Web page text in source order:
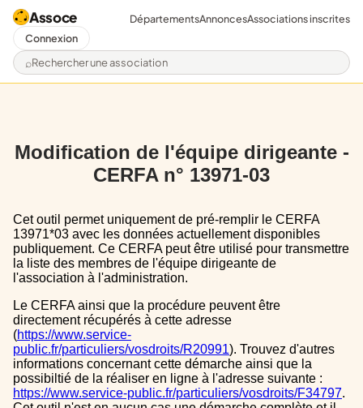
Assoce
Rechercher une association
DépartementsAnnoncesAssociations inscrites
Connexion
Modification de l'équipe dirigeante -
CERFA n° 13971-03
Cet outil permet uniquement de pré-remplir le CERFA
13971*03 avec les données actuellement disponibles
publiquement. Ce CERFA peut être utilisé pour transmettre
la liste des membres de l'équipe dirigeante de
l'association à l'administration.
Le CERFA ainsi que la procédure peuvent être
directement récupérés à cette adresse
(https://www.service-
public.fr/particuliers/vosdroits/R20991). Trouvez d'autres
informations concernant cette démarche ainsi que la
possibiltié de la réaliser en ligne à l'adresse suivante :
https://www.service-public.fr/particuliers/vosdroits/F34797.